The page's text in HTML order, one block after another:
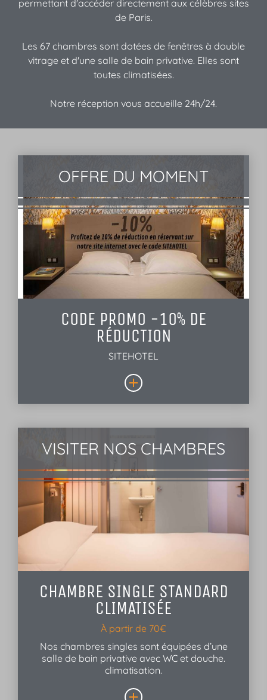
permettant d'accéder directement aux célèbres sites
de Paris.
Les 67 chambres sont dotées de fenêtres à double
vitrage et d'une salle de bain privative. Elles sont
toutes climatisées.
Notre réception vous accueille 24h/24.
OFFRE DU MOMENT
CODE PROMO -10% DE
RÉDUCTION
SITEHOTEL
VISITER NOS CHAMBRES
CHAMBRE SINGLE STANDARD
CLIMATISÉE
À partir de 70€
Nos chambres singles sont équipées d’une
salle de bain privative avec WC et douche.
climatisation.